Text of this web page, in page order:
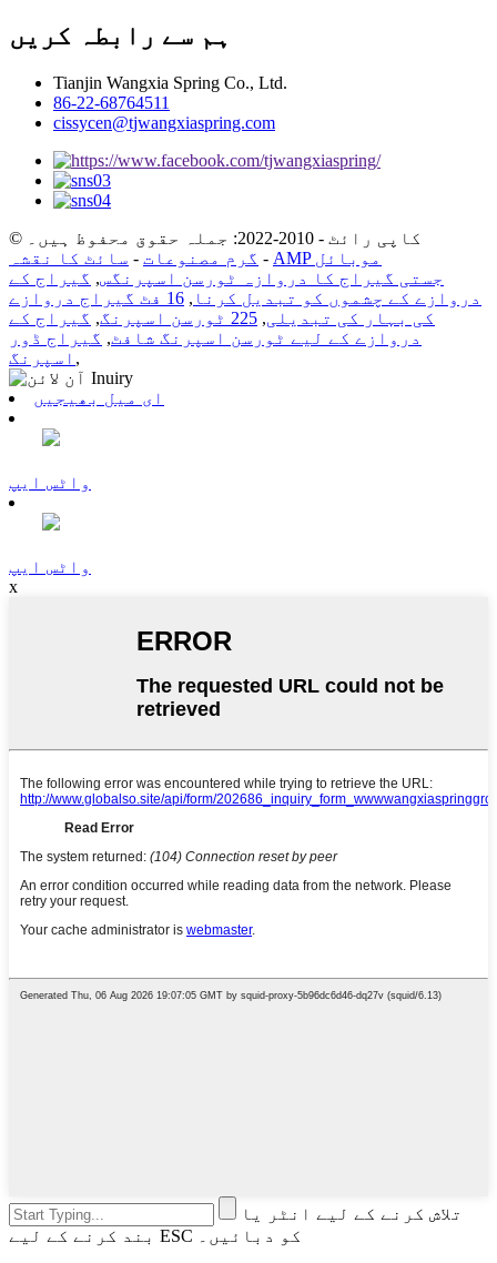
ہم سے رابطہ کریں
Tianjin Wangxia Spring Co., Ltd.
86-22-68764511
cissycen@tjwangxiaspring.com
© کاپی رائٹ - 2010-2022: جملہ حقوق محفوظ ہیں۔
گرم مصنوعات - سائٹ کا نقشہ -
AMP موبائل
جستی گیراج کا دروازہ ٹورسن اسپرنگس, گیراج کے
دروازے کے چشموں کو تبدیل کرنا ,
16 فٹ گیراج دروازے
کی بہار کی تبدیلی, 225 ٹورسن اسپرنگ , گیراج کے
دروازے کے لیے ٹورسن اسپرنگ شافٹ, گیراج ڈور
اسپرنگ ,
ای میل بھیجیں
واٹس ایپ
واٹس ایپ
x
تلاش کرنے کے لیے انٹر یا
بند کرنے کے لیے ESC کو دبائیں۔